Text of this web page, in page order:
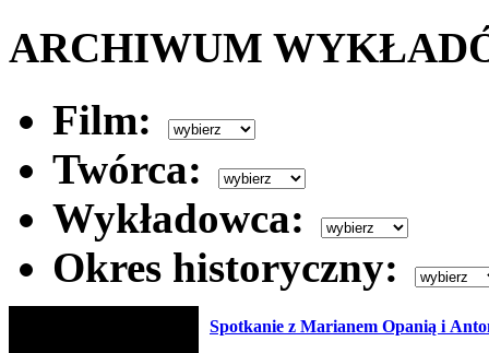
ARCHIWUM
Film:
Twórca:
Wykładowca:
Okres historyczny:
Spotkanie z Marianem Opanią i